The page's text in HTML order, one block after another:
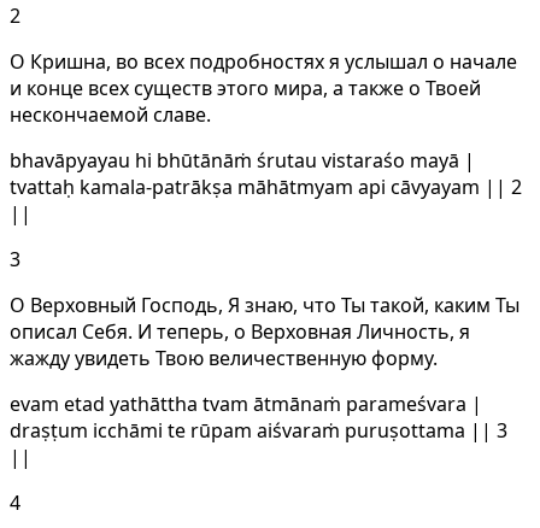
2
О Кришна, во всех подробностях я услышал о начале
и конце всех существ этого мира, а также о Твоей
нескончаемой славе.
bhavāpyayau hi bhūtānāṁ śrutau vistaraśo mayā |
tvattaḥ kamala-patrākṣa māhātmyam api cāvyayam || 2
||
3
О Верховный Господь, Я знаю, что Ты такой, каким Ты
описал Себя. И теперь, о Верховная Личность, я
жажду увидеть Твою величественную форму.
evam etad yathāttha tvam ātmānaṁ parameśvara |
draṣṭum icchāmi te rūpam aiśvaraṁ puruṣottama || 3
||
4